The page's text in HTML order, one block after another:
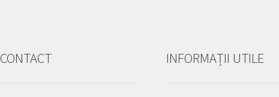
CONTACT INFORMAȚII UTILE